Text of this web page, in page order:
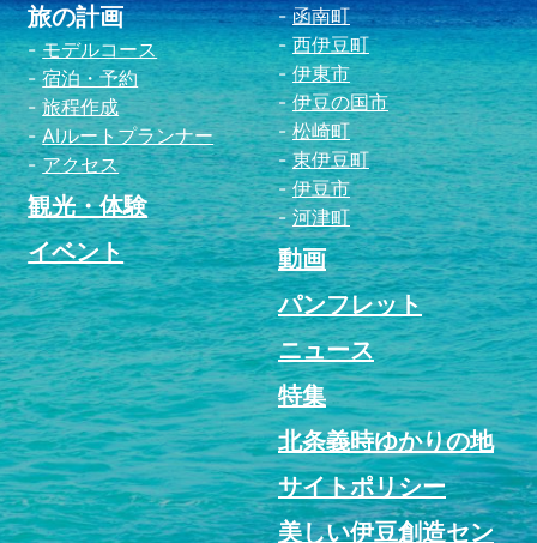
旅の計画
モデルコース
宿泊・予約
旅程作成
AIルートプランナー
アクセス
観光・体験
イベント
函南町
西伊豆町
伊東市
伊豆の国市
松崎町
東伊豆町
伊豆市
河津町
動画
パンフレット
ニュース
特集
北条義時ゆかりの地
サイトポリシー
美しい伊豆創造セン